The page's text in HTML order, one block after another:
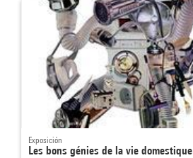
Exposición
Les bons génies de la vie domestique